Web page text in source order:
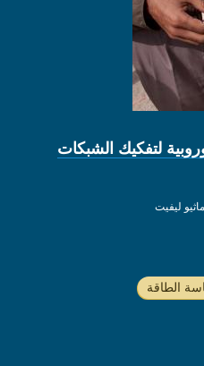
لتفكيك الشبكات
ماثيو ليفيت
الطاقة